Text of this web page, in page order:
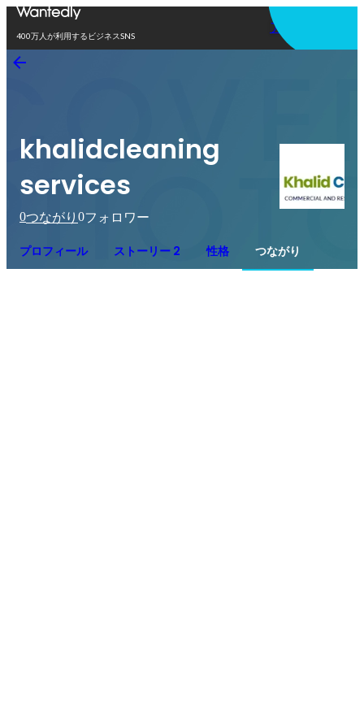
400万人が利用するビジネスSNS
アプリを使う
khalidcleaning
services
0つながり 0フォロワー
プロフィール ストーリー 2 性格 つながり